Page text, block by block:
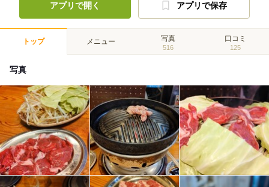
アプリで開く アプリで保存
トップ メニュー 写真
516
口コミ
125
写真